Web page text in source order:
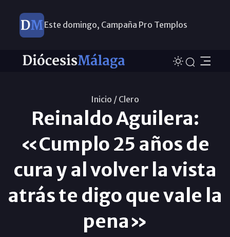
Este domingo, Campaña Pro Templos
Inicio / Clero
Reinaldo Aguilera:
«Cumplo 25 años de
cura y al volver la vista
atrás te digo que vale la
pena»